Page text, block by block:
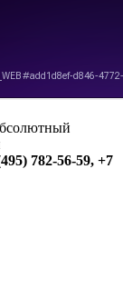
782-56-59, +7